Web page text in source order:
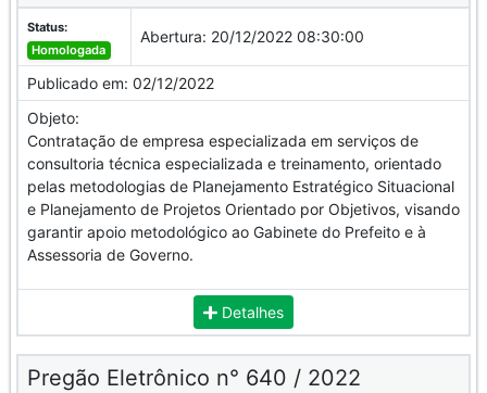
Status:
Homologada
Abertura: 20/12/2022 08:30:00
Publicado em: 02/12/2022
Objeto:
Contratação de empresa especializada em serviços de
consultoria técnica especializada e treinamento, orientado
pelas metodologias de Planejamento Estratégico Situacional
e Planejamento de Projetos Orientado por Objetivos, visando
garantir apoio metodológico ao Gabinete do Prefeito e à
Assessoria de Governo.
Detalhes
Pregão Eletrônico n° 640 / 2022